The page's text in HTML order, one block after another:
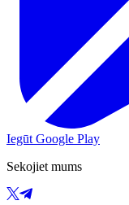
Iegūt Google Play
Sekojiet mums